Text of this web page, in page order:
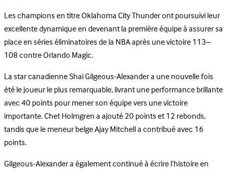
Les champions en titre Oklahoma City Thunder ont poursuivi leur
excellente dynamique en devenant la première équipe à assurer sa
place en séries éliminatoires de la NBA après une victoire 113–
108 contre Orlando Magic.
La star canadienne Shai Gilgeous-Alexander a une nouvelle fois
été le joueur le plus remarquable, livrant une performance brillante
avec 40 points pour mener son équipe vers une victoire
importante. Chet Holmgren a ajouté 20 points et 12 rebonds,
tandis que le meneur belge Ajay Mitchell a contribué avec 16
points.
Gilgeous-Alexander a également continué à écrire l’histoire en